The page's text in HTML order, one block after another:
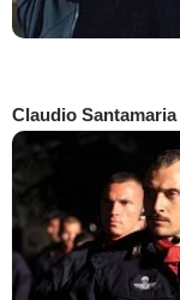
Claudio Santamaria